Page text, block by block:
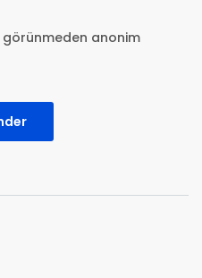
anonim